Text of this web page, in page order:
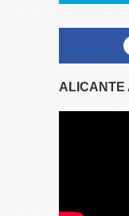
ALICANTE